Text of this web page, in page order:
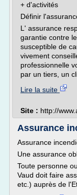
+ d'activités
Définir
L' assurance
garantie contre
susceptible de
vivement
professionnelle
par un tiers, un
Lire la suite
Site : http://
Assurance
Assurance
Une assurance
Toute personne
Vaud doit faire
etc.) auprès de